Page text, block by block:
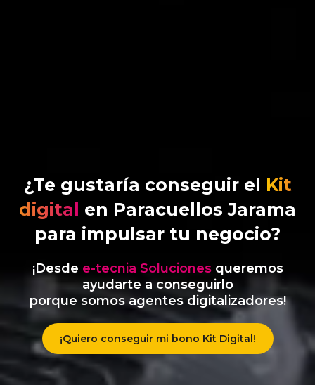
¿Te gustaría conseguir el Kit
digital en Paracuellos Jarama
para impulsar tu negocio?
¡Desde e-tecnia Solucionesqueremos
ayudarte a conseguirlo
porque somos agentes digitalizadores!
¡Quiero conseguir mi bono Kit Digital!